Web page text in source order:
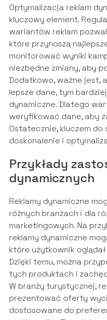
Optymalizacja reklam
kluczowy element.
wariantów reklam
które przynoszą
monitorować wyniki
niezbędne zmiany, aby
Dodatkowo, ważne jest,
lepsze dane, tym
dynamiczne. Dlatego
weryfikować dane, aby
Ostatecznie, kluczem do
doskonalenie i
Przykłady
dynamicznych
Reklamy dynamiczne
różnych branżach i dla
marketingowych. Na
reklamy dynamiczne
które użytkownik
Dzięki temu, można
tych produktach i
W branży turystycznej,
prezentować oferty
dostosowane do